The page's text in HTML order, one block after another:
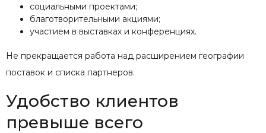
социальными проектами;
благотворительными акциями;
участием в выставках и конференциях.
Не прекращается работа над расширением географии
поставок и списка партнеров.
Удобство клиентов
превыше всего